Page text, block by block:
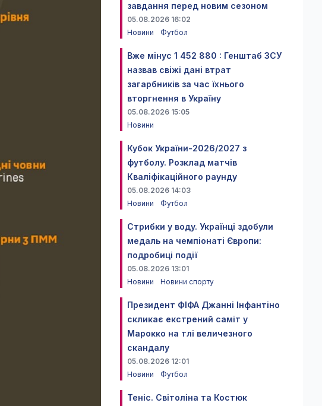
завдання перед новим сезоном
05.08.2026 16:02
Новини
Футбол
Вже мінус 1 452 880 : Генштаб ЗСУ
назвав свіжі дані втрат
загарбників за час їхнього
вторгнення в Україну
05.08.2026 15:05
Новини
Кубок України-2026/2027 з
футболу. Розклад матчів
Кваліфікаційного раунду
05.08.2026 14:03
Новини
Футбол
Стрибки у воду. Українці здобули
медаль на чемпіонаті Європи:
подробиці події
05.08.2026 13:01
Новини
Новини спорту
Президент ФІФА Джанні Інфантіно
скликає екстрений саміт у
Марокко на тлі величезного
скандалу
05.08.2026 12:01
Новини
Футбол
Теніс. Світоліна та Костюк